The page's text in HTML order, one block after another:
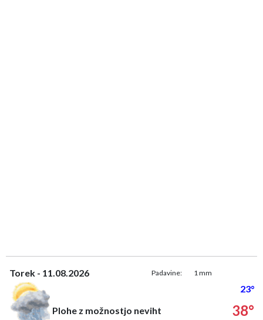
Torek - 11.08.2026 Padavine: 1 mm
23°
Plohe z možnostjo neviht
38°